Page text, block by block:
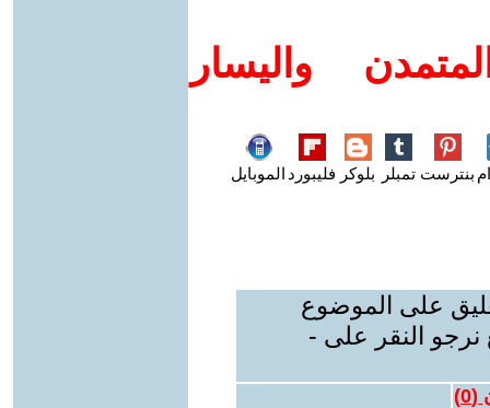
واليسار
بنترست تمبلر بلوكر فليبورد الموبايل
على الموضوع
نرجو النقر على -
(
0
)